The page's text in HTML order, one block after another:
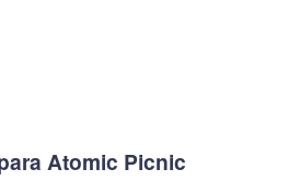
Atomic Picnic